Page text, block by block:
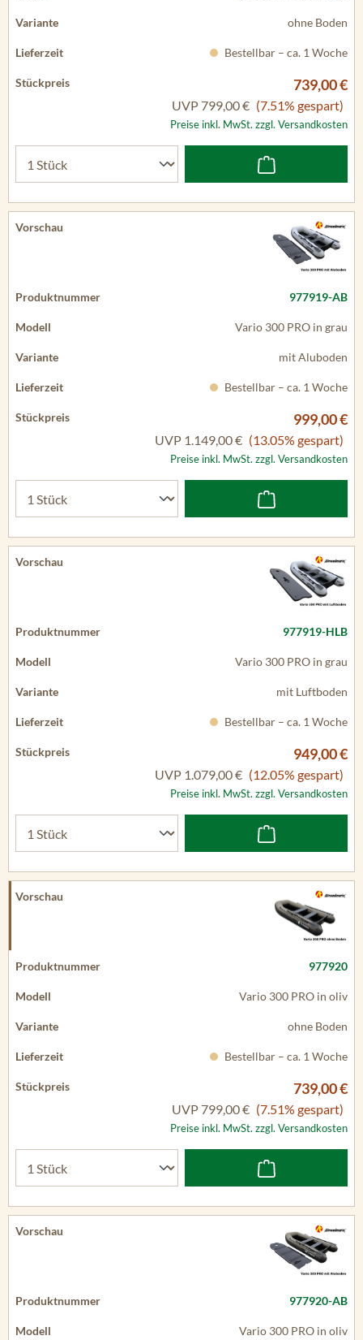
ohne Boden
Bestellbar – ca. 1 Woche
739,00 €
UVP 799,00 € (7.51% gespart)
Preise inkl. MwSt. zzgl. Versandkosten
977919-AB
Vario 300 PRO in grau
mit Aluboden
Bestellbar – ca. 1 Woche
999,00 €
UVP 1.149,00 € (13.05% gespart)
Preise inkl. MwSt. zzgl. Versandkosten
977919-HLB
Vario 300 PRO in grau
mit Luftboden
Bestellbar – ca. 1 Woche
949,00 €
UVP 1.079,00 € (12.05% gespart)
Preise inkl. MwSt. zzgl. Versandkosten
977920
Vario 300 PRO in oliv
ohne Boden
Bestellbar – ca. 1 Woche
739,00 €
UVP 799,00 € (7.51% gespart)
Preise inkl. MwSt. zzgl. Versandkosten
977920-AB
Vario 300 PRO in oliv